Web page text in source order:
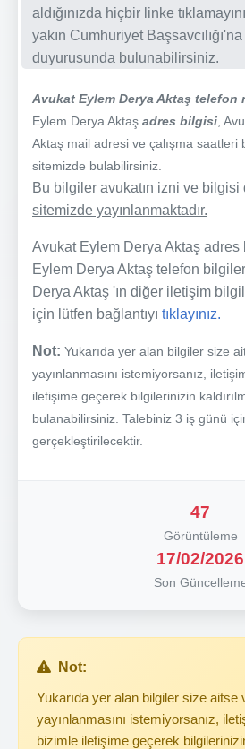
aldığınızda hiçbir linke
yakın Cumhuriyet
duyurusunda bulunabilirsiniz.
Avukat Eylem Derya Aktaş telefon
Eylem Derya Aktaş adres bilgisi ,
Aktaş mail adresi ve çalışma saatleri
sitemizde bulabilirsiniz.
Bu bilgiler avukatın izni ve
sitemizde yayınlanmaktadır.
Avukat Eylem Derya Aktaş adres
Eylem Derya Aktaş telefon
Derya Aktaş 'ın diğer iletişim
için lütfen bağlantıyı tıklayınız.
Not: Yukarıda yer alan bilgiler size
yayınlanmasını istemiyorsanız,
iletişime geçerek bilgilerinizin
bulanabilirsiniz. Talebiniz 3 iş günü
gerçekleştirilecektir.
47
Görüntüleme
17/02/2026
Son
Not:
Yukarıda yer alan bilgiler size
yayınlanmasını istemiyorsanız,
bizimle iletişime geçerek